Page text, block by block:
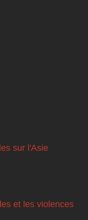
sur l'Asie
et les violences